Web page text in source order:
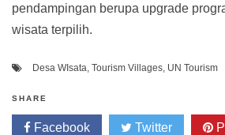
pendampingan berupa upgrade
wisata terpilih.
Desa WIsata Tourism Villages UN Tourism
SHARE
Facebook Twitter